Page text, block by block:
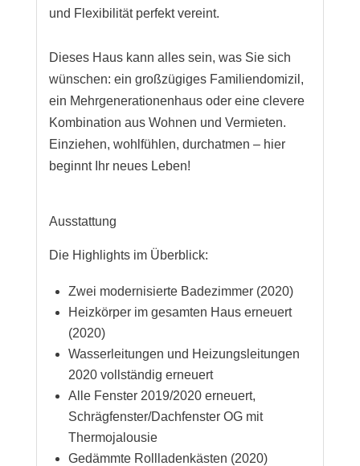
und Flexibilität perfekt vereint.
Dieses Haus kann alles sein, was Sie sich
wünschen: ein großzügiges Familiendomizil,
ein Mehrgenerationenhaus oder eine clevere
Kombination aus Wohnen und Vermieten.
Einziehen, wohlfühlen, durchatmen – hier
beginnt Ihr neues Leben!
Ausstattung
Die Highlights im Überblick:
Zwei modernisierte Badezimmer (2020)
Heizkörper im gesamten Haus erneuert
(2020)
Wasserleitungen und Heizungsleitungen
2020 vollständig erneuert
Alle Fenster 2019/2020 erneuert,
Schrägfenster/Dachfenster OG mit
Thermojalousie
Gedämmte Rollladenkästen (2020)